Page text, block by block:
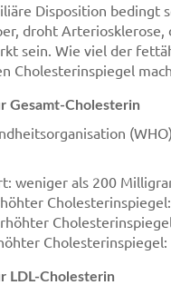
Disposition bedingt
droht Arteriosklerose,
sein. Wie viel der
Cholesterinspiegel
Gesamt-Cholesterin
weniger als 200
LDL-Cholesterin